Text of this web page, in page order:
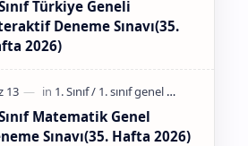
Türkiye Geneli
Deneme Sınavı(35.
2026)
Matematik Genel
Sınavı(35. Hafta 2026)